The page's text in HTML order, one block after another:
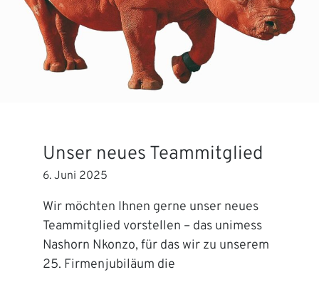
Unser neues Teammitglied
6. Juni 2025
Wir möchten Ihnen gerne unser neues
Teammitglied vorstellen – das unimess
Nashorn Nkonzo, für das wir zu unserem
25. Firmenjubiläum die